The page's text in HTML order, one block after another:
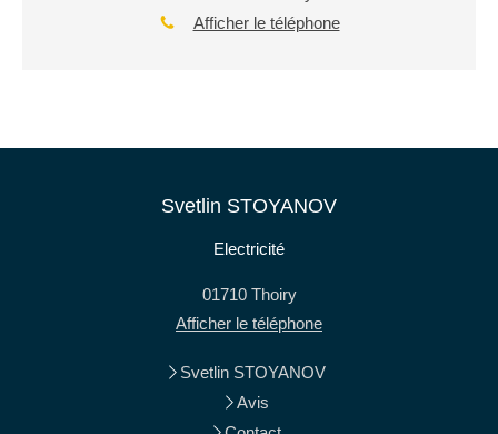
Afficher le téléphone
Svetlin STOYANOV
Electricité
01710 Thoiry
Afficher le téléphone
Svetlin STOYANOV
Avis